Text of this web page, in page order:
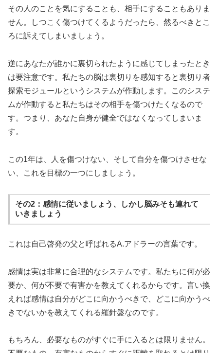
その人のことを気にすることも、相手にすることもありま
せん。しつこく傷つけてくるようだったら、然るべきとこ
ろに訴えてしまいましょう。
逆にあなたが誰かに裏切られたように感じてしまったとき
は要注意です。私たちの脳は裏切りを感知すると裏切り者
探索モジュールというシステムが作動します。このシステ
ムが作動すると私たちはその相手を傷つけたくなるので
す。つまり、あなた自身が健全ではなくなってしまいま
す。
この1年は、人を傷つけない、そして自分を傷つけさせな
い、これを目標の一つにしましょう。
その2：感情に従いましょう、しかし脳みそも連れて
いきましょう
これは自己啓発の父と呼ばれるA.アドラーの言葉です。
感情は実は非常に合理的なシステムです。私たちに何が必
要か、何が不要で有害かを教えてくれるからです。言い換
えれば感情は自分がどこに向かうべきで、どこに向かうべ
きでないかを教えてくれる羅針盤なのです。
もちろん、必要なものがすぐに手に入るとは限りません。